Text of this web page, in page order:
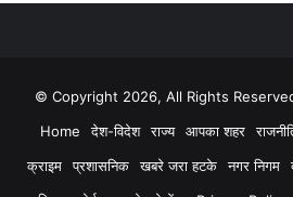
© Copyright 2026, All Rights
Home
देश-विदेश राज्य आपका शहर
क्राइम
प्रशासनिक खबरे जरा हटके नगर निगम